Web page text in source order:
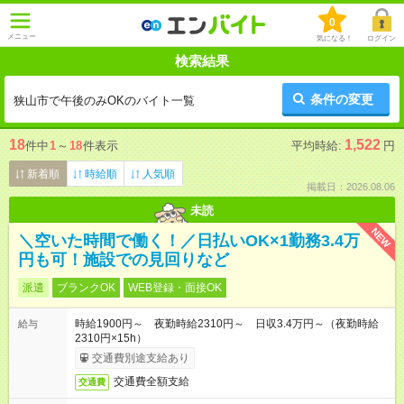
メニュー
0
気になる！ ログイン
検索結果
狭山市で午後のみOKのバイト一覧 条件の変更
18件中1 ～ 18件表示 平均時給: 1,522 円
新着順 時給順 人気順
掲載日：2026.08.06
未読
NEW
＼空いた時間で働く！／日払いOK×1勤務3.4万
円も可！施設での見回りなど
派遣 ブランクOK WEB登録・面接OK
給与
時給1900円～ 夜勤時給2310円～ 日収3.4万円～（夜勤時給
2310円×15h）
交通費別途支給あり
交通費 交通費全額支給